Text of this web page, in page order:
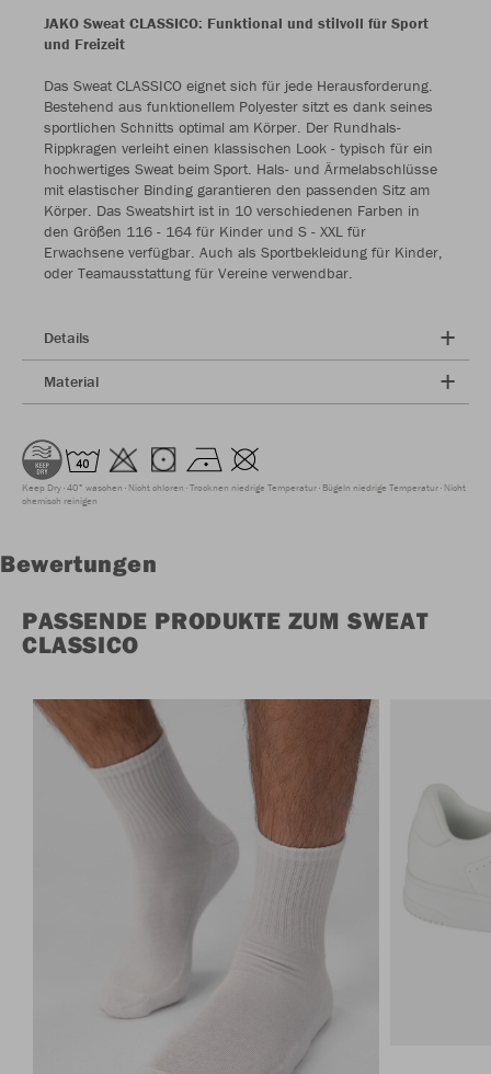
JAKO Sweat CLASSICO: Funktional und stilvoll für Sport
und Freizeit
Das Sweat CLASSICO eignet sich für jede Herausforderung.
Bestehend aus funktionellem Polyester sitzt es dank seines
sportlichen Schnitts optimal am Körper. Der Rundhals-
Rippkragen verleiht einen klassischen Look - typisch für ein
hochwertiges Sweat beim Sport. Hals- und Ärmelabschlüsse
mit elastischer Binding garantieren den passenden Sitz am
Körper. Das Sweatshirt ist in 10 verschiedenen Farben in
den Größen 116 - 164 für Kinder und S - XXL für
Erwachsene verfügbar. Auch als Sportbekleidung für Kinder,
oder Teamausstattung für Vereine verwendbar.
Details
Material
Keep Dry 40° waschen Nicht chloren Trocknen niedrige Temperatur Bügeln niedrige Temperatur Nicht
chemisch reinigen
Bewertungen
PASSENDE PRODUKTE ZUM SWEAT
CLASSICO